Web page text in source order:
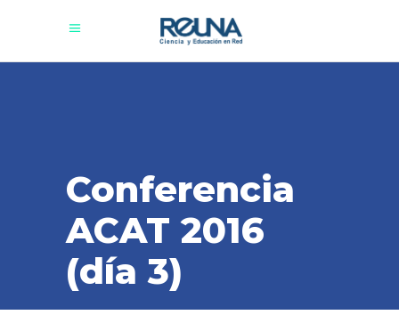
Conferencia
ACAT 2016
(día 3)